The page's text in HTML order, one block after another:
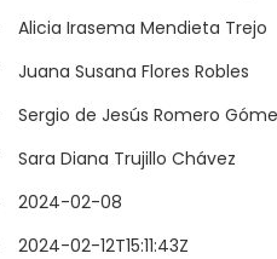
Alicia Irasema Mendieta Trejo
Juana Susana Flores Robles
Sergio de Jesús Romero
Sara Diana Trujillo Chávez
2024-02-08
2024-02-12T15:11:43Z